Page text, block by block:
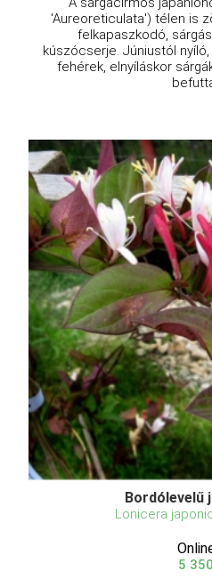
'Aureoreticulata') télen is
felkapaszkodó,
kúszócserje. Júniustól
fehérek, elnyíláskor
Bordólevelű
Lonicera
5